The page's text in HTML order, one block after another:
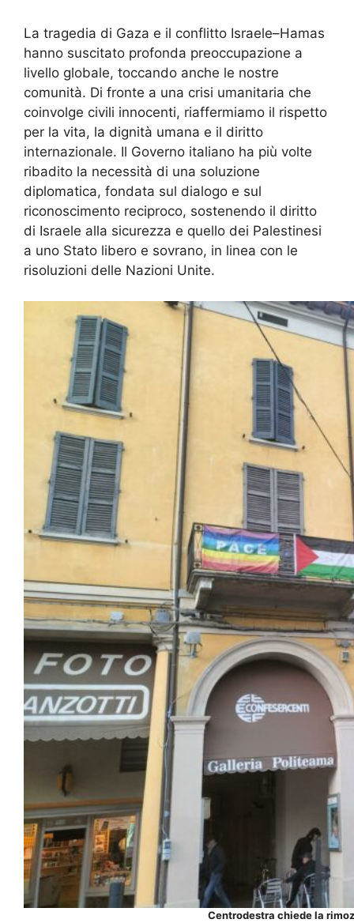
La tragedia di Gaza e il conflitto Israele–Hamas
hanno suscitato profonda preoccupazione a
livello globale, toccando anche le nostre
comunità. Di fronte a una crisi umanitaria che
coinvolge civili innocenti, riaffermiamo il rispetto
per la vita, la dignità umana e il diritto
internazionale. Il Governo italiano ha più volte
ribadito la necessità di una soluzione
diplomatica, fondata sul dialogo e sul
riconoscimento reciproco, sostenendo il diritto
di Israele alla sicurezza e quello dei Palestinesi
a uno Stato libero e sovrano, in linea con le
risoluzioni delle Nazioni Unite.
Centrodestra chiede la